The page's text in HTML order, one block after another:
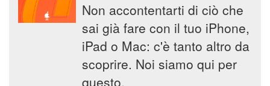
Non accontentarti di ciò che
sai già fare con il tuo iPhone,
iPad o Mac: c'è tanto altro da
scoprire. Noi siamo qui per
questo.